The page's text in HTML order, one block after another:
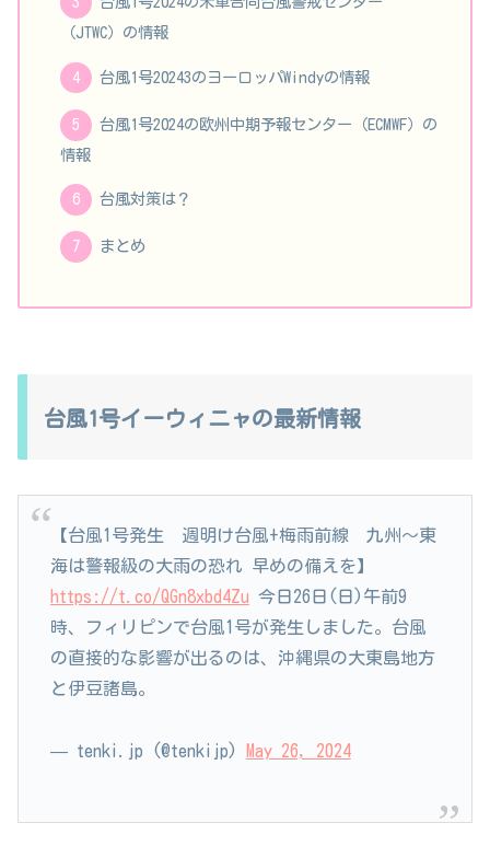
（JTWC）の情報
台風1号20243のヨーロッパWindyの情報
台風1号2024の欧州中期予報センター（ECMWF）の
情報
台風対策は？
まとめ
台風1号イーウィニャの最新情報
【台風1号発生 週明け台風+梅雨前線 九州～東
海は警報級の大雨の恐れ 早めの備えを】
https://t.co/QGn8xbd4Zu 今日26日(日)午前9
時、フィリピンで台風1号が発生しました。台風
の直接的な影響が出るのは、沖縄県の大東島地方
と伊豆諸島。
— tenki.jp (@tenkijp) May 26, 2024